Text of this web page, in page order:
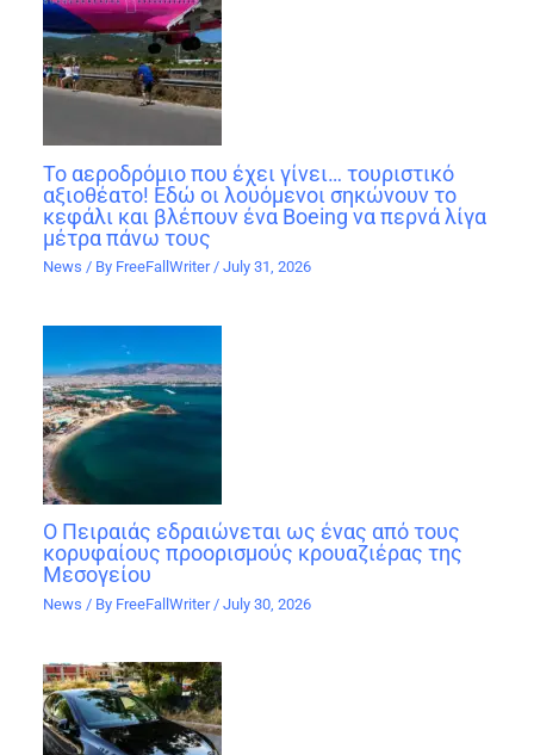
Το αεροδρόμιο που έχει γίνει… τουριστικό
αξιοθέατο! Εδώ οι λουόμενοι σηκώνουν το
κεφάλι και βλέπουν ένα Boeing να περνά λίγα
μέτρα πάνω τους
News / By FreeFallWriter/July 31, 2026
Ο Πειραιάς εδραιώνεται ως ένας από τους
κορυφαίους προορισμούς κρουαζιέρας της
Μεσογείου
News / By FreeFallWriter /July 30, 2026